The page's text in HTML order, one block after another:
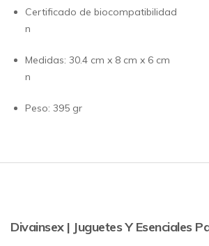
Certificado de biocompatibilidad
n
Medidas: 30.4 cm x 8 cm x 6 cm
n
Peso: 395 gr
Divainsex | Juguetes Y Esenciales